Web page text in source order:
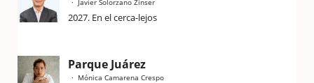
2027. En el cerca-lejos
Parque Juárez
Mónica Camarena Crespo